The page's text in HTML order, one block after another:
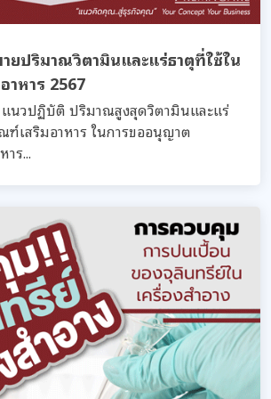
ยปริมาณวิตามินและแร่ธาตุที่ใช้ใน
หาร 2567
วปฏิบัติ ปริมาณสูงสุดวิตามินและแร่
เสริมอาหาร ในการขออนุญาต
ร...